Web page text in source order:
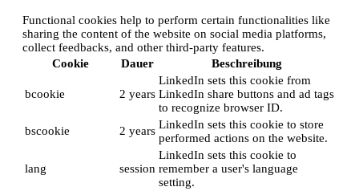
Functional cookies help to perform certain functionalities like
sharing the content of the website on social media platforms,
collect feedbacks, and other third-party features.
Cookie
Dauer Beschreibung
bcookie 2 years
LinkedIn sets this cookie from
LinkedIn share buttons and ad tags
to recognize browser ID.
bscookie
2 years LinkedIn sets this cookie to store
performed actions on the website.
lang session
LinkedIn sets this cookie to
remember a user's language
setting.